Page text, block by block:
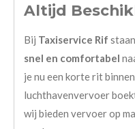
Altijd
Bij Taxiservice Rif
snel en comfortabel
je nu een korte rit binnen
luchthavenvervoer
wij bieden vervoer op